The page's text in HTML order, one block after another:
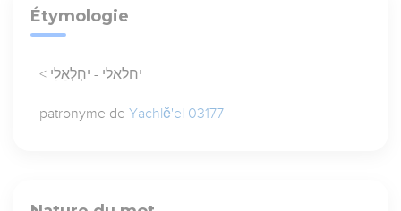
Étymologie
< יחלאלי - יַחְלְאֵלִי
patronyme deYachlĕ'el 03177